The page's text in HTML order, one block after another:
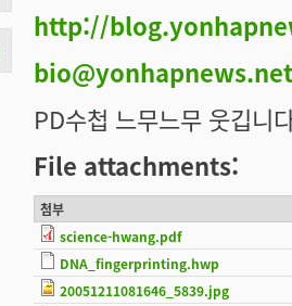
http://
bio@yonhapnews.net
PD수첩 느무느무 웃깁니
File attachments:
첨부
science-hwang.pdf
DNA_fingerprinting.hwp
20051211081646_5839.jpg